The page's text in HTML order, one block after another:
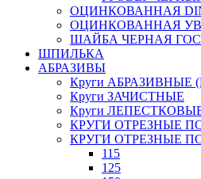
ОЦИНКОВАННАЯ DIN
ОЦИНКОВАННАЯ
ШАЙБА ЧЕРНАЯ ГОСТ
ШПИЛЬКА
АБРАЗИВЫ
Круги АБРАЗИВНЫЕ
Круги ЗАЧИСТНЫЕ
Круги
КРУГИ ОТРЕЗНЫЕ
КРУГИ ОТРЕЗНЫЕ
115
125